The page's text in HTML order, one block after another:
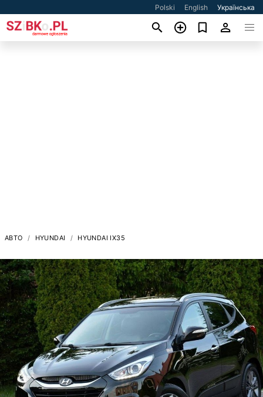
Polski English Українська
АВТО HYUNDAI HYUNDAI IX35